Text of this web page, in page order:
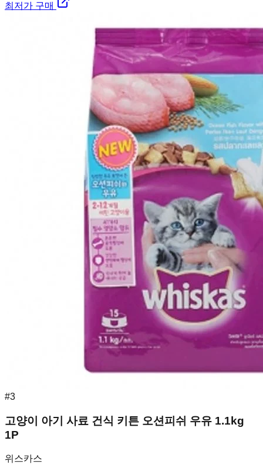
최저가 구매
#3
고양이 아기 사료 건식 키튼 오션피쉬 우유 1.1kg
1P
위스카스